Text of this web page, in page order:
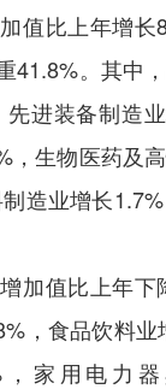
比上年增长
41.8%。其中
进装备制造
，生物医药及
造业增长
值比上年下
，食品饮料
家用电力